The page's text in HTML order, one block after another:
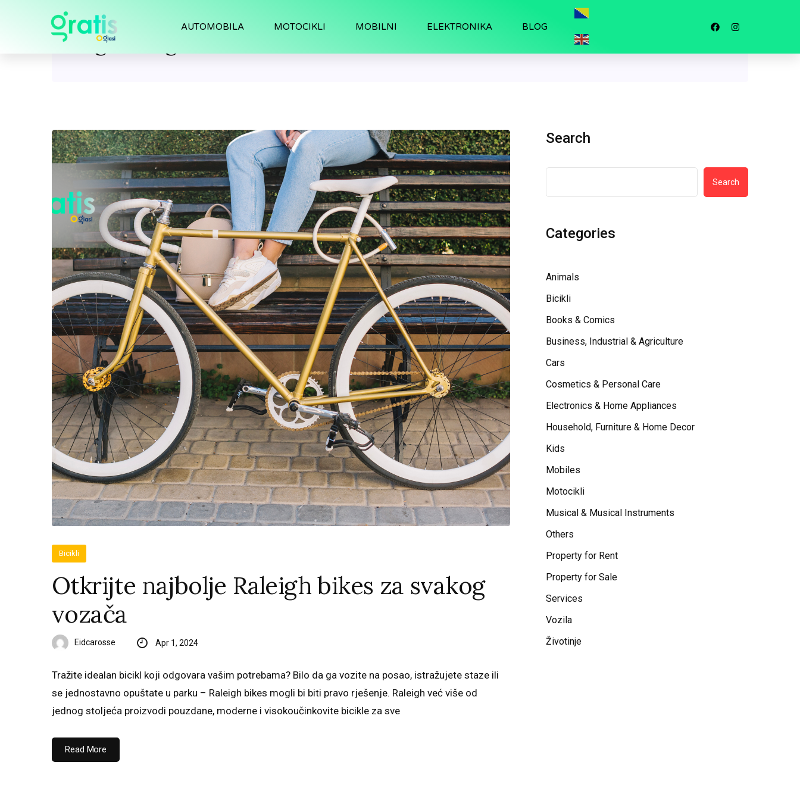
AUTOMOBILA MOTOCIKLI MOBILNI ELEKTRONIKA BLOG
Tag:
Bicikli
Otkrijte najbolje Raleigh bikes za svakog
vozača
Eidcarosse Apr 1, 2024
Tražite idealan bicikl koji odgovara vašim potrebama? Bilo da ga vozite na posao, istražujete staze ili
se jednostavno opuštate u parku – Raleigh bikes mogli bi biti pravo rješenje. Raleigh već više od
jednog stoljeća proizvodi pouzdane, moderne i visokoučinkovite bicikle za sve
Read More
Search
Search
Categories
Animals
Bicikli
Books & Comics
Business, Industrial & Agriculture
Cars
Cosmetics & Personal Care
Electronics & Home Appliances
Household, Furniture & Home Decor
Kids
Mobiles
Motocikli
Musical & Musical Instruments
Others
Property for Rent
Property for Sale
Services
Vozila
Životinje